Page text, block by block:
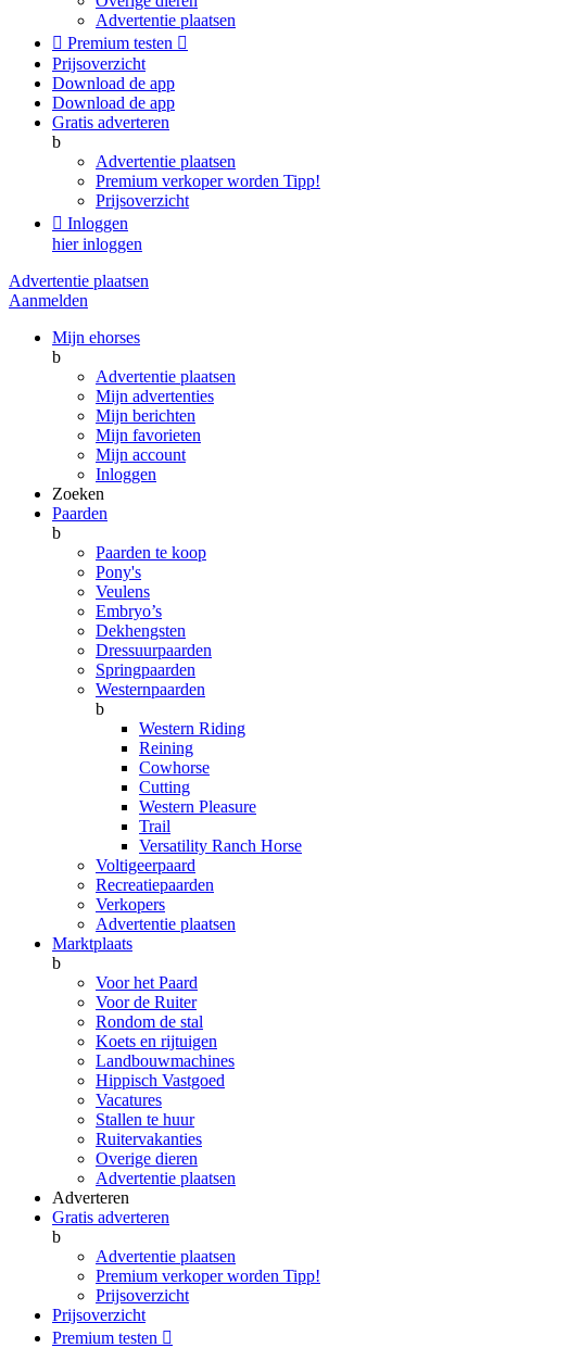
Advertentie plaatsen
 Premium testen 
Prijsoverzicht
Download de app
Download de app
Gratis adverteren
b
Advertentie plaatsen
Premium verkoper worden Tipp!
Prijsoverzicht
 Inloggen
hier inloggen
Advertentie plaatsen
Aanmelden
Mijn ehorses
b
Advertentie plaatsen
Mijn advertenties
Mijn berichten
Mijn favorieten
Mijn account
Inloggen
Zoeken
Paarden
b
Paarden te koop
Pony's
Veulens
Embryo’s
Dekhengsten
Dressuurpaarden
Springpaarden
Westernpaarden
b
Western Riding
Reining
Cowhorse
Cutting
Western Pleasure
Trail
Versatility Ranch Horse
Voltigeerpaard
Recreatiepaarden
Verkopers
Advertentie plaatsen
Marktplaats
b
Voor het Paard
Voor de Ruiter
Rondom de stal
Koets en rijtuigen
Landbouwmachines
Hippisch Vastgoed
Vacatures
Stallen te huur
Ruitervakanties
Overige dieren
Advertentie plaatsen
Adverteren
Gratis adverteren
b
Advertentie plaatsen
Premium verkoper worden Tipp!
Prijsoverzicht
Prijsoverzicht
Premium testen 